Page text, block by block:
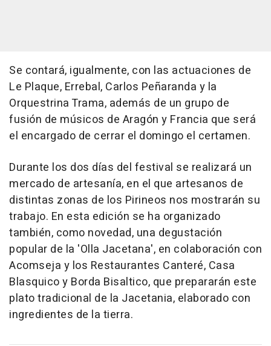
Se contará, igualmente, con las actuaciones de
Le Plaque, Errebal, Carlos Peñaranda y la
Orquestrina Trama, además de un grupo de
fusión de músicos de Aragón y Francia que será
el encargado de cerrar el domingo el certamen.
Durante los dos días del festival se realizará un
mercado de artesanía, en el que artesanos de
distintas zonas de los Pirineos nos mostrarán su
trabajo. En esta edición se ha organizado
también, como novedad, una degustación
popular de la 'Olla Jacetana', en colaboración con
Acomseja y los Restaurantes Canteré, Casa
Blasquico y Borda Bisaltico, que prepararán este
plato tradicional de la Jacetania, elaborado con
ingredientes de la tierra.